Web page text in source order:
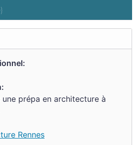
prépa en architecture à
Rennes